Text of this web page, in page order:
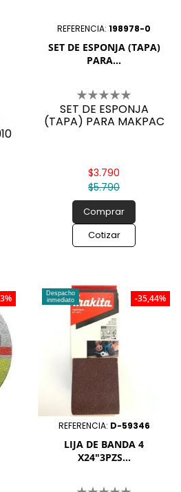
REFERENCIA: 198978-0
SET DE ESPONJA (TAPA)
PARA...
SET DE ESPONJA
(TAPA) PARA MAKPAC
$5.790
$3.790
Comprar
Cotizar
Despacho
inmediato
REFERENCIA: D-59346
LIJA DE BANDA 4
X24"3PZS...
-35,44%